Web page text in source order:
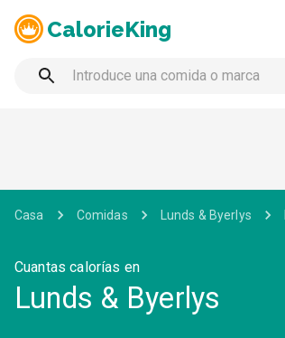
CalorieKing
Casa Comidas Lunds & Byerlys
Cuantas calorías en
Lunds & Byerlys